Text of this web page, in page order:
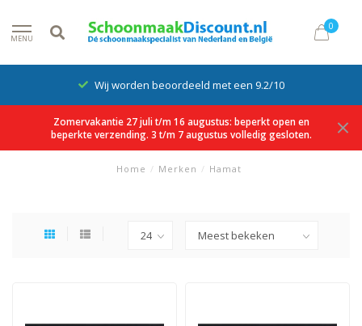
MENU
0
Wij worden beoordeeld met een 9.2/10
Zomervakantie 27 juli t/m 16 augustus: beperkt open en
beperkte verzending. 3 t/m 7 augustus volledig gesloten.
Home / Merken / Hamat